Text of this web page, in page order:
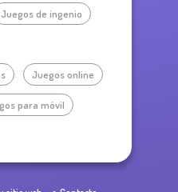
Juegos de ingenio
Juegos online
para móvil